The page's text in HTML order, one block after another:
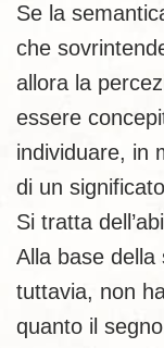
Se la
che
allora la
essere
individuare, in
di un
Si tratta
Alla base della
tuttavia, non
quanto il